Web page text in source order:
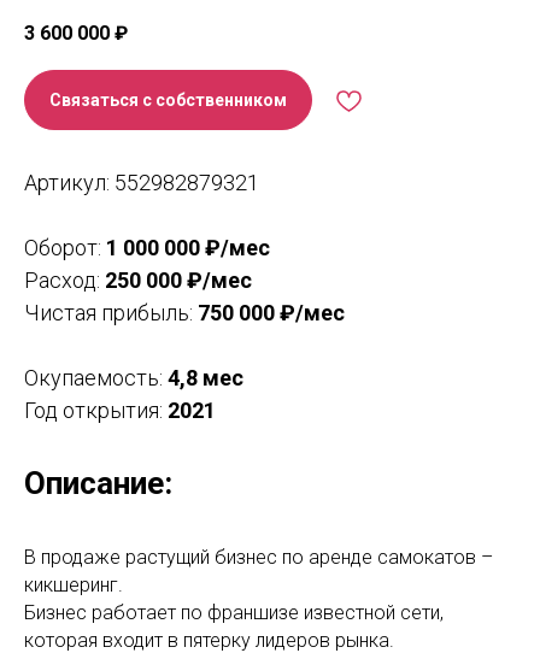
3 600 000 ₽
Связаться с собственником
Артикул: 552982879321
Оборот: 1 000 000 ₽/мес
Расход: 250 000 ₽/мес
Чистая прибыль: 750 000 ₽/мес
Окупаемость: 4,8 мес
Год открытия: 2021
Описание:
В продаже растущий бизнес по аренде самокатов –
кикшеринг.
Бизнес работает по франшизе известной сети,
которая входит в пятерку лидеров рынка.